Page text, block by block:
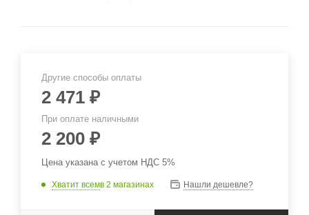
Другие способы оплаты
2 471 ₽
При оплате наличными
2 200 ₽
Цена указана с учетом НДС 5%
Хватит всемв 2 магазинах Нашли дешевле?